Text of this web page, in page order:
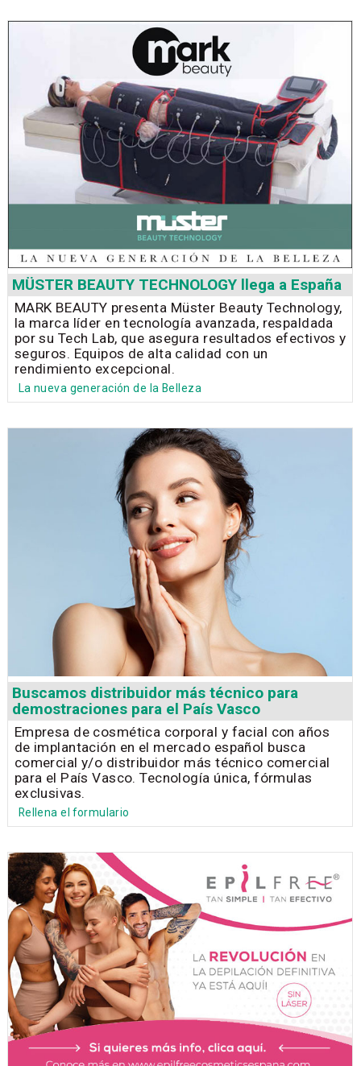
MÜSTER BEAUTY TECHNOLOGY llega a España
MARK BEAUTY presenta Müster Beauty Technology,
la marca líder en tecnología avanzada, respaldada
por su Tech Lab, que asegura resultados efectivos y
seguros. Equipos de alta calidad con un
rendimiento excepcional.
La nueva generación de la Belleza
Buscamos distribuidor más técnico para
demostraciones para el País Vasco
Empresa de cosmética corporal y facial con años
de implantación en el mercado español busca
comercial y/o distribuidor más técnico comercial
para el País Vasco. Tecnología única, fórmulas
exclusivas.
Rellena el formulario